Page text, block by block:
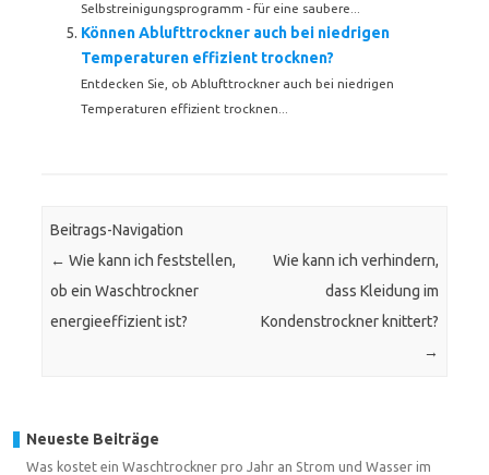
Selbstreinigungsprogramm - für eine saubere...
Können Ablufttrockner auch bei niedrigen
Temperaturen effizient trocknen?
Entdecken Sie, ob Ablufttrockner auch bei niedrigen
Temperaturen effizient trocknen...
Beitrags-Navigation
← Wie kann ich feststellen,
ob ein Waschtrockner
energieeffizient ist?
Wie kann ich verhindern,
dass Kleidung im
Kondenstrockner knittert?
→
Neueste Beiträge
Was kostet ein Waschtrockner pro Jahr an Strom und Wasser im